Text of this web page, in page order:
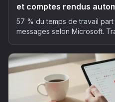
et comptes rendus
57 % du temps de travail
messages selon Microsoft.
outils pour déployer l'IA
RGPD.